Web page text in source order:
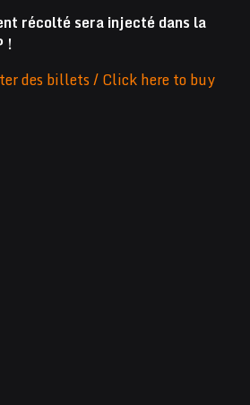
récolté sera injecté dans la
!
des billets / Click here to buy